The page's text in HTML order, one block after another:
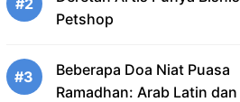
Petshop
#3
Beberapa Doa Niat Puasa
Ramadhan: Arab Latin dan